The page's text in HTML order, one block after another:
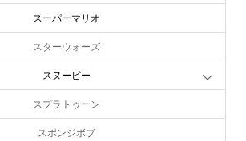
スーパーマリオ
スターウォーズ
スヌーピー
スプラトゥーン
スポンジボブ